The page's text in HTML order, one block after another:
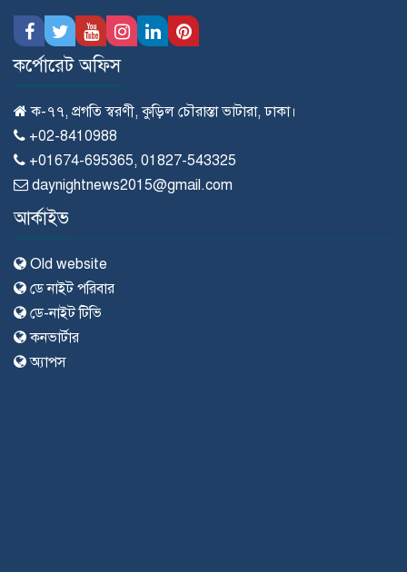
কর্পোরেট অফিস
ক-৭৭, প্রগতি স্বরণী, কুড়িল চৌরাস্তা ভাটারা, ঢাকা।
+02-8410988
+01674-695365, 01827-543325
daynightnews2015@gmail.com
আর্কাইভ
Old website
ডে নাইট পরিবার
ডে-নাইট টিভি
কনভার্টার
অ্যাপস